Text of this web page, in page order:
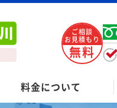
ご相談
お見積もり
無料
料金について